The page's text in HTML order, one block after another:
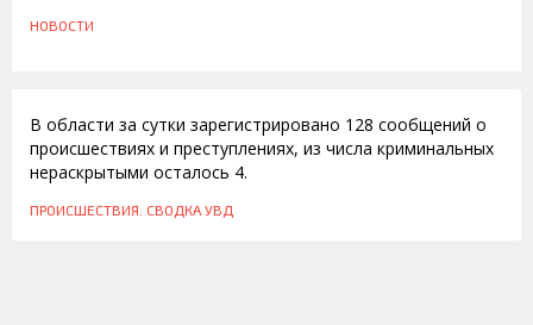
НОВОСТИ
В области за сутки зарегистрировано 128 сообщений о
происшествиях и преступлениях, из числа криминальных
нераскрытыми осталось 4.
ПРОИСШЕСТВИЯ. СВОДКА УВД